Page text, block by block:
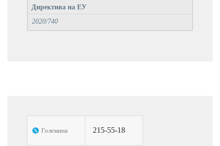
Директива на ЕУ
2020/740
Големина 215-55-18